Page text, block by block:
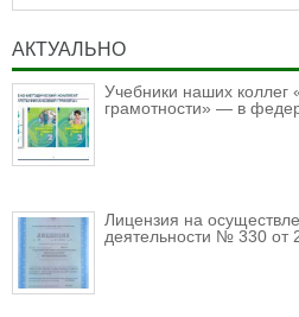
АКТУАЛЬНО
Учебники наших коллег
грамотности» — в
Лицензия на
деятельности № 330 от